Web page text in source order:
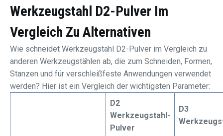
Werkzeugstahl D2-Pulver Im
Vergleich Zu Alternativen
Wie schneidet Werkzeugstahl D2-Pulver im Vergleich zu
anderen Werkzeugstählen ab, die zum Schneiden, Formen,
Stanzen und für verschleißfeste Anwendungen verwendet
werden? Hier ist ein Vergleich der wichtigsten Parameter:
D2
Werkzeugstahl-
Pulver
D3